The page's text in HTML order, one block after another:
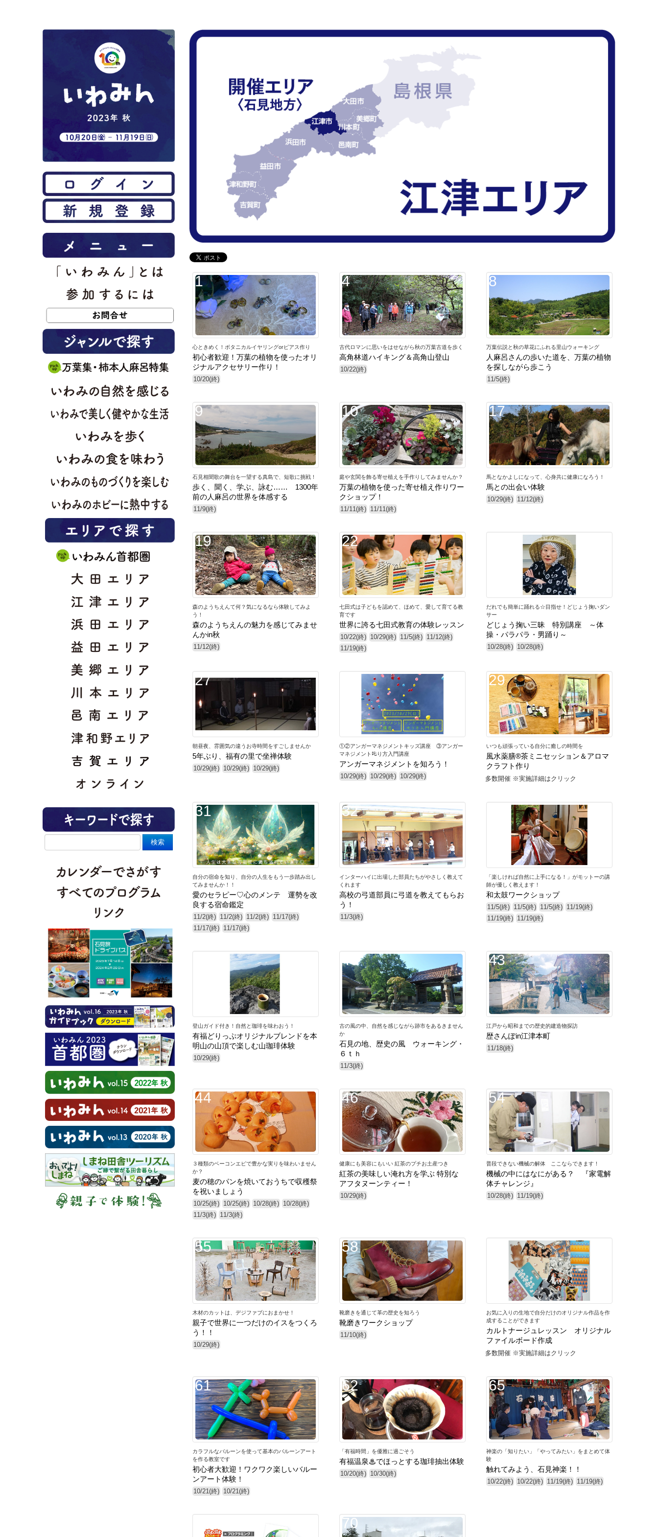
1
心ときめく！ボタニカルイヤリングorピアス作り
初心者歓迎！万葉の植物を使ったオリ
ジナルアクセサリー作り！
10/20(終)
4
古代ロマンに思いをはせながら秋の万葉古道を歩く
高角林道ハイキング＆高角山登山
10/22(終)
8
万葉伝説と秋の草花にふれる里山ウォーキング
人麻呂さんの歩いた道を、万葉の植物
を探しながら歩こう
11/5(終)
9
石見相聞歌の舞台を一望する真島で、短歌に挑戦！
歩く、聞く、学ぶ、詠む…… 1300年
前の人麻呂の世界を体感する
11/9(終)
10
庭や玄関を飾る寄せ植えを手作りしてみませんか？
万葉の植物を使った寄せ植え作りワー
クショップ！
11/11(終) 11/11(終)
17
馬となかよしになって、心身共に健康になろう！
馬との出会い体験
10/29(終) 11/12(終)
19
森のようちえんて何？気になるなら体験してみよ
う！
森のようちえんの魅力を感じてみませ
んかin秋
11/12(終)
22
七田式は子どもを認めて、ほめて、愛して育てる教
育です
世界に誇る七田式教育の体験レッスン
10/22(終) 10/29(終) 11/5(終) 11/12(終)
11/19(終)
だれでも簡単に踊れる☆目指せ！どじょう掬いダン
サー
どじょう掬い三昧 特別講座 ～体
操・パラパラ・男踊り～
10/28(終) 10/28(終)
27
朝昼夜、雰囲気の違うお寺時間をすごしませんか
5年ぶり、福有の里で坐禅体験
10/29(終) 10/29(終) 10/29(終)
①②アンガーマネジメントキッズ講座 ③アンガー
マネジメント𠮟り方入門講座
アンガーマネジメントを知ろう！
10/29(終) 10/29(終) 10/29(終)
29
いつも頑張っている自分に癒しの時間を
風水薬膳®茶ミニセッション＆アロマ
クラフト作り
多数開催 ※実施詳細はクリック
31
自分の宿命を知り、自分の人生をもう一歩踏み出し
てみませんか！！
愛のセラピー♡心のメンテ 運勢を改
良する宿命鑑定
11/2(終) 11/2(終) 11/2(終) 11/17(終)
11/17(終) 11/17(終)
32
インターハイに出場した部員たちがやさしく教えて
くれます
高校の弓道部員に弓道を教えてもらお
う！
11/3(終)
「楽しければ自然に上手になる！」がモットーの講
師が優しく教えます！
和太鼓ワークショップ
11/5(終) 11/5(終) 11/5(終) 11/19(終)
11/19(終) 11/19(終)
登山ガイド付き！自然と珈琲を味わおう！
有福どりっぷオリジナルブレンドを本
明山の山頂で楽しむ山珈琲体験
10/29(終)
40
古の風の中、自然を感じながら跡市をあるきません
か
石見の地、歴史の風 ウォーキング・
６ｔｈ
11/3(終)
43
江戸から昭和までの歴史的建造物探訪
歴さんぽin江津本町
11/18(終)
44
３種類のベーコンエピで豊かな実りを味わいません
か？
麦の穂のパンを焼いておうちで収穫祭
を祝いましょう
10/25(終) 10/25(終) 10/28(終) 10/28(終)
11/3(終) 11/3(終)
46
健康にも美容にもいい 紅茶のプチお土産つき
紅茶の美味しい淹れ方を学ぶ 特別な
アフタヌーンティー！
10/29(終)
54
普段できない機械の解体 ここならできます！
機械の中にはなにがある？ 『家電解
体チャレンジ』
10/28(終) 11/19(終)
55
木材のカットは、デジファブにおまかせ！
親子で世界に一つだけのイスをつくろ
う！！
10/29(終)
58
靴磨きを通じて革の歴史を知ろう
靴磨きワークショップ
11/10(終)
お気に入りの生地で自分だけのオリジナル作品を作
成することができます
カルトナージュレッスン オリジナル
ファイルボード作成
多数開催 ※実施詳細はクリック
61
カラフルなバルーンを使って基本のバルーンアート
を作る教室です
初心者大歓迎！ワクワク楽しいバルー
ンアート体験！
10/21(終) 10/21(終)
62
「有福時間」を優雅に過ごそう
有福温泉♨でほっとする珈琲抽出体験
10/20(終) 10/30(終)
65
神楽の「知りたい」「やってみたい」をまとめて体
験
触れてみよう、石見神楽！！
10/22(終) 10/22(終) 11/19(終) 11/19(終)
70